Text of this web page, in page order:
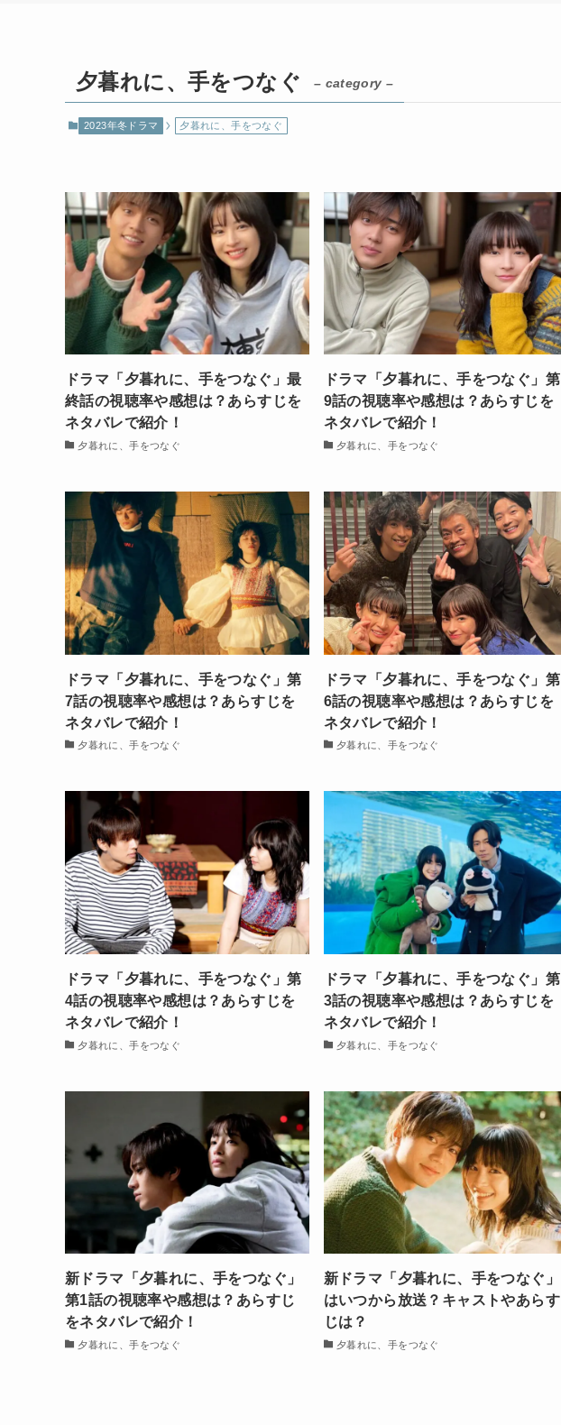
夕暮れに、手をつなぐ – category –
2023年冬ドラマ 夕暮れに、手をつなぐ
ドラマ「夕暮れに、手をつなぐ」最
終話の視聴率や感想は？あらすじを
ネタバレで紹介！
夕暮れに、手をつなぐ
ドラマ「夕暮れに、手をつなぐ」第
9話の視聴率や感想は？あらすじを
ネタバレで紹介！
夕暮れに、手をつなぐ
ドラマ「夕暮れに、手をつなぐ」第
7話の視聴率や感想は？あらすじを
ネタバレで紹介！
夕暮れに、手をつなぐ
ドラマ「夕暮れに、手をつなぐ」第
6話の視聴率や感想は？あらすじを
ネタバレで紹介！
夕暮れに、手をつなぐ
ドラマ「夕暮れに、手をつなぐ」第
4話の視聴率や感想は？あらすじを
ネタバレで紹介！
夕暮れに、手をつなぐ
ドラマ「夕暮れに、手をつなぐ」第
3話の視聴率や感想は？あらすじを
ネタバレで紹介！
夕暮れに、手をつなぐ
新ドラマ「夕暮れに、手をつなぐ」
第1話の視聴率や感想は？あらすじ
をネタバレで紹介！
夕暮れに、手をつなぐ
新ドラマ「夕暮れに、手をつなぐ」
はいつから放送？キャストやあらす
じは？
夕暮れに、手をつなぐ